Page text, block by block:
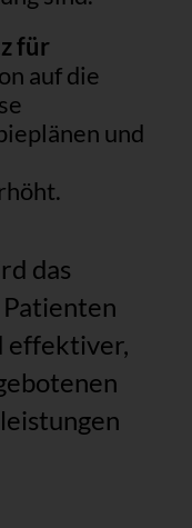
für
auf die
und
das
effektiver,